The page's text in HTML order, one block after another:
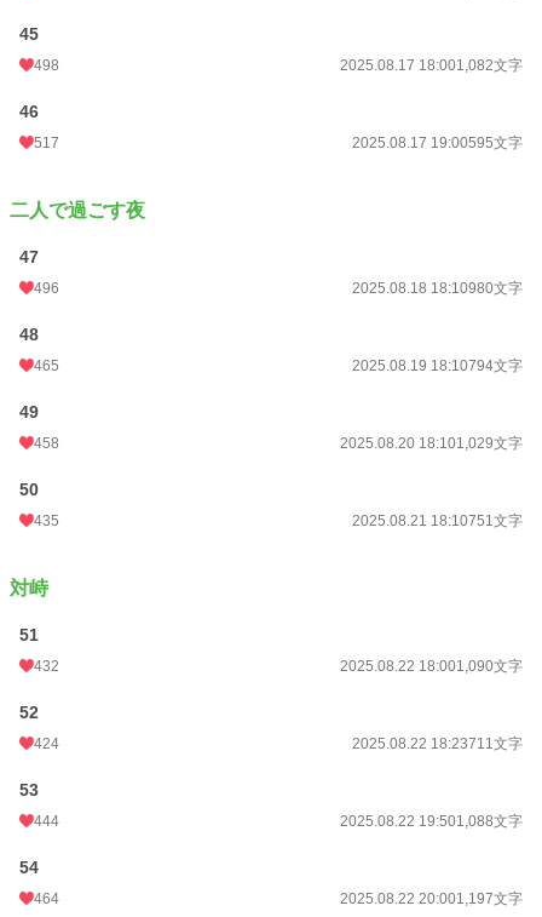
45
498 2025.08.17 18:001,082文字
46
517 2025.08.17 19:00595文字
二人で過ごす夜
47
496 2025.08.18 18:10980文字
48
465 2025.08.19 18:10794文字
49
458 2025.08.20 18:101,029文字
50
435 2025.08.21 18:10751文字
対峙
51
432 2025.08.22 18:001,090文字
52
424 2025.08.22 18:23711文字
53
444 2025.08.22 19:501,088文字
54
464 2025.08.22 20:001,197文字